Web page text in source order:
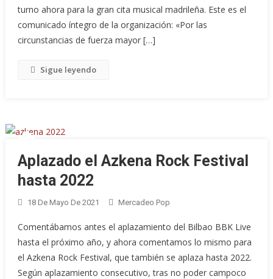
turno ahora para la gran cita musical madrileña. Este es el
comunicado íntegro de la organización: «Por las
circunstancias de fuerza mayor […]
Sigue leyendo
Aplazado el Azkena Rock Festival
hasta 2022
18 De Mayo De 2021 Mercadeo Pop
Comentábamos antes el aplazamiento del Bilbao BBK Live
hasta el próximo año, y ahora comentamos lo mismo para
el Azkena Rock Festival, que también se aplaza hasta 2022.
Según aplazamiento consecutivo, tras no poder campoco